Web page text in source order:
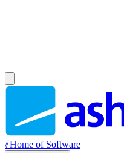
//Home of Software